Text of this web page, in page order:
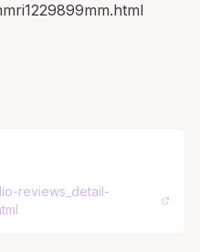
reviews_detail-